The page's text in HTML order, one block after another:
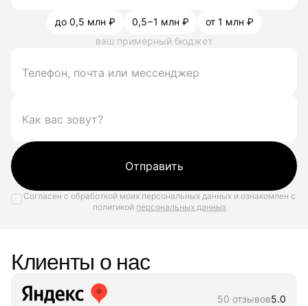
до 0,5 млн ₽ 0,5−1 млн ₽
от 1 млн ₽
ваш примерный бюджет
Отправить
Согласен с обработкой моих персональных данных и ознакомлен с
политикой персональных данных
Клиенты о нас
50 отзывов5.0